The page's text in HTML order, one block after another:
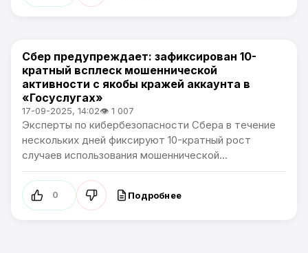
Общество
Сбер предупреждает: зафиксирован 10-
кратный всплеск мошеннической
активности с якобы кражей аккаунта в
«Госуслугах»
17-09-2025, 14:02👁 1 007
Эксперты по кибербезопасности Сбера в течение
нескольких дней фиксируют 10-кратный рост
случаев использования мошеннической...
0 Подробнее